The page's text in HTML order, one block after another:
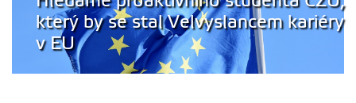
který by se stal Velvyslancem kariéry
v EU